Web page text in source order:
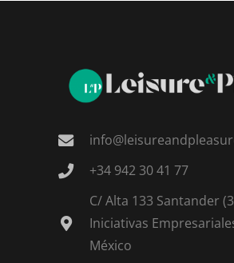
+34 942 30 41 77
C/ Alta 133 Santander
Iniciativas
México